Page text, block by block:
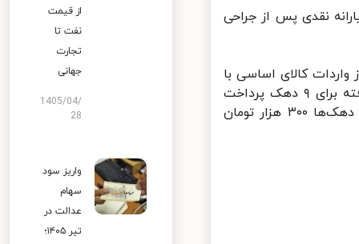
نقدی پس از جراحی
و به دنبال حذف ارز ۴۲۰۰ تومانی از واردات کالای اساسی با
رویه جدید و مبلغ ۳۰۰ تا ۴۰۰ هزار تومان به تناسب دهک‌بندی صورت گرفته برای ۹ دهک پرداخت
می‌شود؛ به‌طوری که برای سه دهک اول به ازای هر نفر ۴۰۰ هزار و مابقی دهک‌ها ۳۰۰ هزار تومان
از قیمت
نفت تا
تجارت
جهانی
1405/04/
28
واریز سود
سهام
عدالت در
تیر ۱۴۰۵؛